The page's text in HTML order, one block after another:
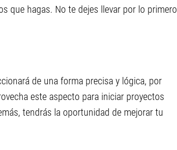
que hagas. No te dejes llevar por lo primero
de una forma precisa y lógica, por
este aspecto para iniciar proyectos
tendrás la oportunidad de mejorar tu